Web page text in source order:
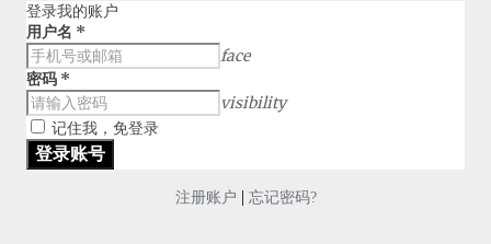
登录我的账户
用户名 *
face
密码 *
visibility
记住我，免登录
注册账户 | 忘记密码?